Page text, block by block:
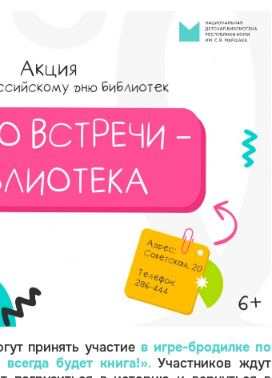
принять участие в игре-бродилке по
всегда будет книга!».Участников ждут